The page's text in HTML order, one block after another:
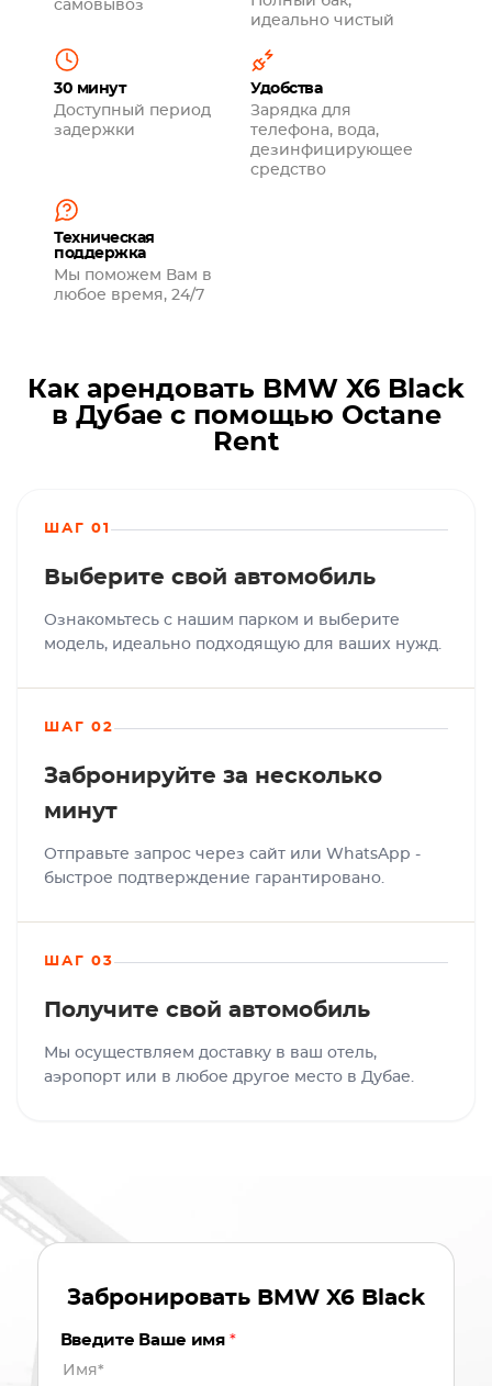
самовывоз
идеально чистый
30 минут
Доступный период
задержки
Удобства
Зарядка для
телефона, вода,
дезинфицирующее
средство
Техническая
поддержка
Мы поможем Вам в
любое время, 24/7
Как арендовать BMW X6 Black
в Дубае с помощью Octane
Rent
ШАГ 01
Выберите свой автомобиль
Ознакомьтесь с нашим парком и выберите
модель, идеально подходящую для ваших нужд.
ШАГ 02
Забронируйте за несколько
минут
Отправьте запрос через сайт или WhatsApp -
быстрое подтверждение гарантировано.
ШАГ 03
Получите свой автомобиль
Мы осуществляем доставку в ваш отель,
аэропорт или в любое другое место в Дубае.
Забронировать BMW X6 Black
Введите Ваше имя *